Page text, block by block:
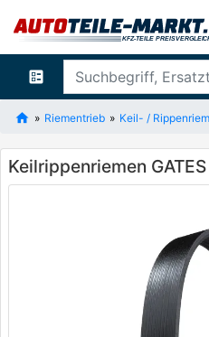
ballot
Riementrieb Keil- /
Keilrippenriemen